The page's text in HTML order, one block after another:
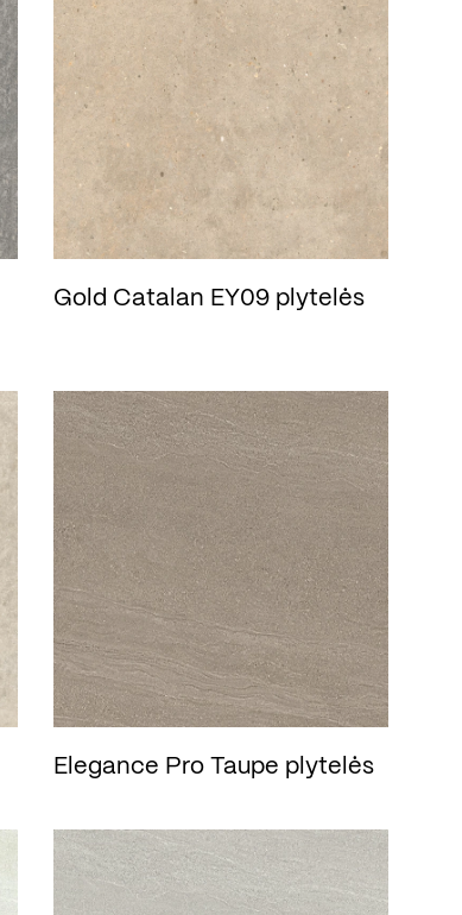
Gold Catalan EY09 plytelės
Elegance Pro Taupe plytelės